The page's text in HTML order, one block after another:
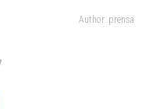
Author: prensa